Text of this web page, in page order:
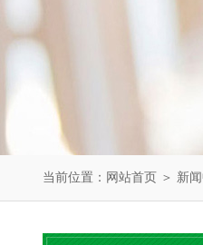
当前位置： 网站首页 ＞ 新